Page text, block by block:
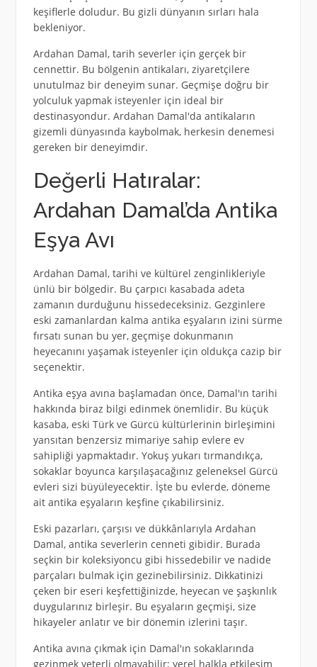
keşiflerle doludur. Bu gizli dünyanın sırları hala
bekleniyor.
Ardahan Damal, tarih severler için gerçek bir
cennettir. Bu bölgenin antikaları, ziyaretçilere
unutulmaz bir deneyim sunar. Geçmişe doğru bir
yolculuk yapmak isteyenler için ideal bir
destinasyondur. Ardahan Damal'da antikaların
gizemli dünyasında kaybolmak, herkesin denemesi
gereken bir deneyimdir.
Değerli Hatıralar:
Ardahan Damal’da Antika
Eşya Avı
Ardahan Damal, tarihi ve kültürel zenginlikleriyle
ünlü bir bölgedir. Bu çarpıcı kasabada adeta
zamanın durduğunu hissedeceksiniz. Gezginlere
eski zamanlardan kalma antika eşyaların izini sürme
fırsatı sunan bu yer, geçmişe dokunmanın
heyecanını yaşamak isteyenler için oldukça cazip bir
seçenektir.
Antika eşya avına başlamadan önce, Damal'ın tarihi
hakkında biraz bilgi edinmek önemlidir. Bu küçük
kasaba, eski Türk ve Gürcü kültürlerinin birleşimini
yansıtan benzersiz mimariye sahip evlere ev
sahipliği yapmaktadır. Yokuş yukarı tırmandıkça,
sokaklar boyunca karşılaşacağınız geleneksel Gürcü
evleri sizi büyüleyecektir. İşte bu evlerde, döneme
ait antika eşyaların keşfine çıkabilirsiniz.
Eski pazarları, çarşısı ve dükkânlarıyla Ardahan
Damal, antika severlerin cenneti gibidir. Burada
seçkin bir koleksiyoncu gibi hissedebilir ve nadide
parçaları bulmak için gezinebilirsiniz. Dikkatinizi
çeken bir eseri keşfettiğinizde, heyecan ve şaşkınlık
duygularınız birleşir. Bu eşyaların geçmişi, size
hikayeler anlatır ve bir dönemin izlerini taşır.
Antika avına çıkmak için Damal'ın sokaklarında
gezinmek yeterli olmayabilir; yerel halkla etkileşim